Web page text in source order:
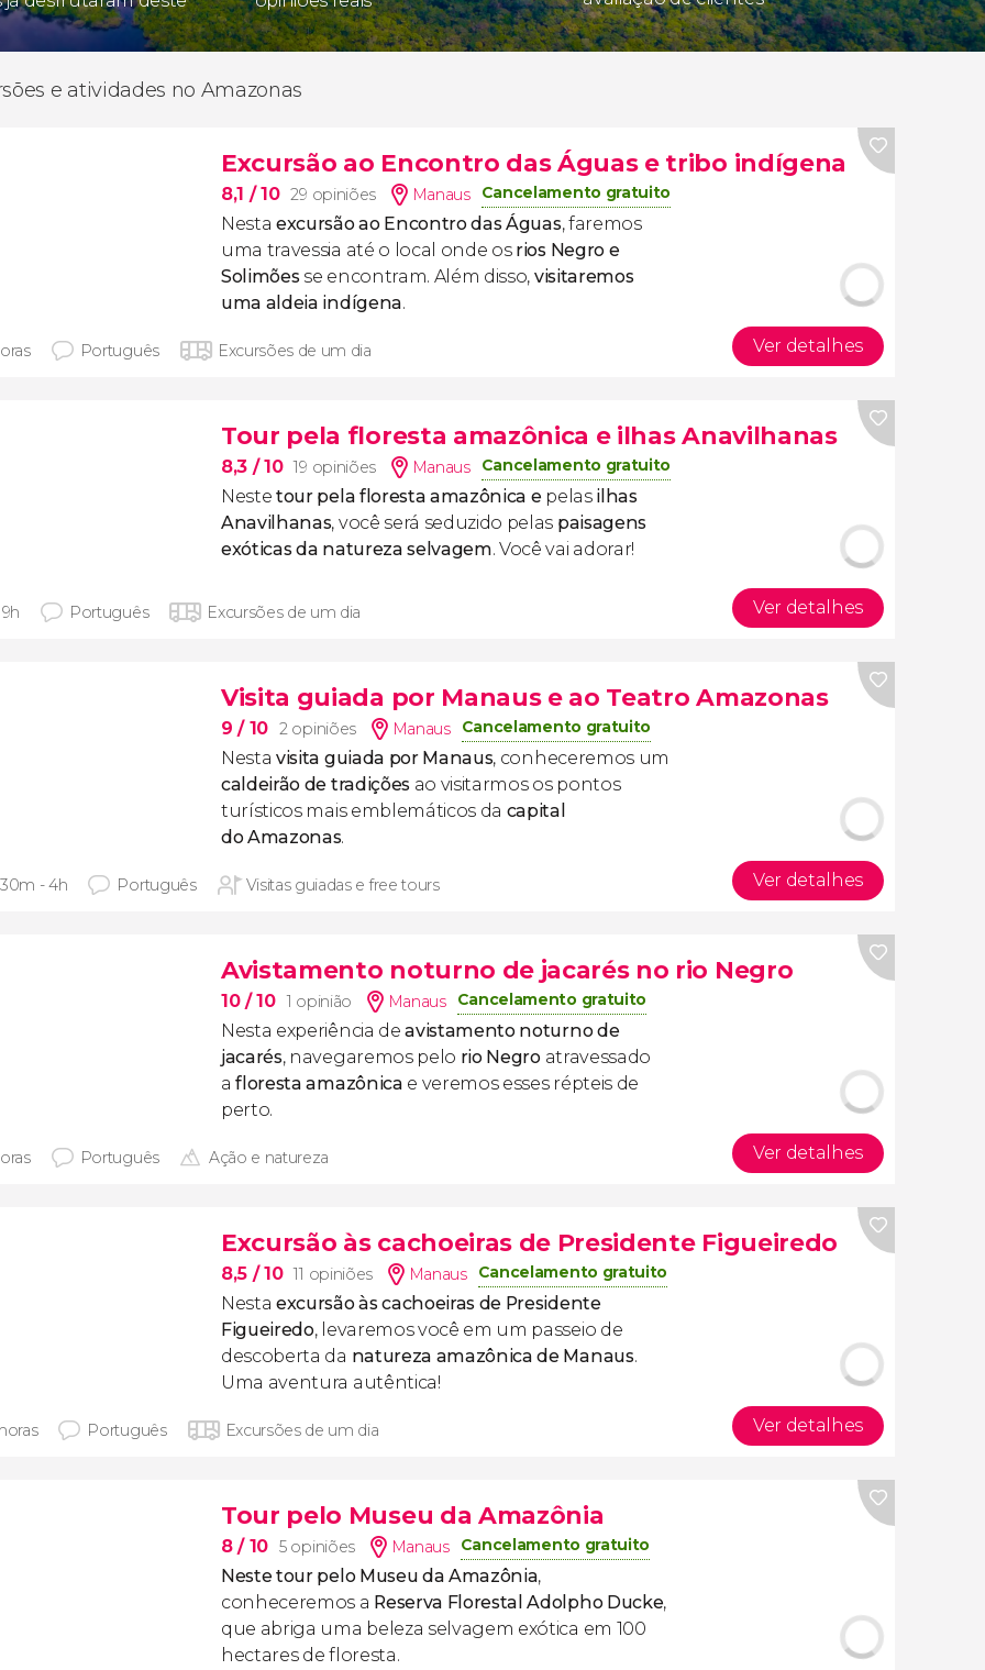
e atividades no Amazonas
Excursão ao Encontro das Águas e tribo indígena
8,1 / 10 29 opiniões Manaus Cancelamento gratuito
Nestaexcursão ao Encontro das Águas, faremos
uma travessia até o local onde os rios Negro e
Solimõesse encontram. Além disso, visitaremos
uma aldeia indígena.
Português Excursões de um dia Ver detalhes
Tour pela floresta amazônica e ilhas Anavilhanas
8,3 / 10 19 opiniões Manaus Cancelamento gratuito
Nestetour pela floresta amazônica e pelas ilhas
Anavilhanas, você será seduzido pelas paisagens
exóticas da natureza selvagem. Você vai adorar!
Português Excursões de um dia Ver detalhes
Visita guiada por Manaus e ao Teatro Amazonas
9/ 10 2 opiniões Manaus Cancelamento gratuito
Nestavisita guiada por Manaus, conheceremos um
caldeirão de tradiçõesao visitarmos os pontos
turísticos mais emblemáticos da capital
do Amazonas.
- 4h Português Visitas guiadas e free tours Ver detalhes
Avistamento noturno de jacarés no rio Negro
10/ 10 1 opinião Manaus Cancelamento gratuito
Nesta experiência deavistamento noturnode
jacarés, navegaremos pelo rio Negro atravessado
afloresta amazônica e veremos esses répteis de
perto.
Português Ação e natureza Ver detalhes
Excursão às cachoeiras de Presidente Figueiredo
8,5 / 10 11 opiniões Manaus Cancelamento gratuito
Nestaexcursão às cachoeiras de Presidente
Figueiredo, levaremos você em um passeio de
descoberta da natureza amazônica de Manaus.
Uma aventura autêntica!
Português Excursões de um dia Ver detalhes
Tour pelo Museu da Amazônia
8/ 10 5 opiniões Manaus Cancelamento gratuito
Neste tour pelo Museu da Amazônia,
conheceremos a Reserva Florestal Adolpho Ducke,
que abriga uma beleza selvagem exótica em 100
hectares de floresta.